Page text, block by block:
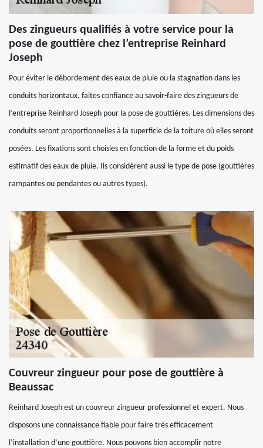
Des zingueurs qualifiés à votre service pour la
pose de gouttière chez l’entreprise Reinhard
Joseph
Pour éviter le débordement des eaux de pluie ou la stagnation dans les
conduits horizontaux, faites confiance au savoir-faire des zingueurs de
l’entreprise Reinhard Joseph pour la pose de gouttières. Les dimensions des
conduits seront proportionnelles à la superficie de la toiture où elles seront
posées. Les fixations sont choisies en fonction de la forme et du poids
estimatif des eaux de pluie. Ils considèrent aussi le type de pose (gouttières
rampantes ou pendantes ou autres types).
Couvreur zingueur pour pose de gouttière à
Beaussac
Reinhard Joseph est un couvreur zingueur professionnel et expert. Nous
disposons une connaissance fiable pour faire très efficacement
l’installation d’une gouttière. Nous pouvons bien accomplir notre